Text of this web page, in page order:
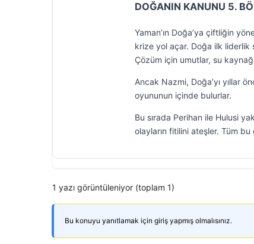
DOĞANIN KANUNU 5.
Yaman’ın Doğa’ya çiftliğin
krize yol açar. Doğa ilk liderlik
Çözüm için umutlar, su
Ancak Nazmi, Doğa’yı yıllar
oyununun içinde bulurlar.
Bu sırada Perihan ile Hulusi
olayların fitilini ateşler. Tüm bu
1 yazı görüntüleniyor (toplam 1)
Bu konuyu yanıtlamak için giriş yapmış olmalısınız.